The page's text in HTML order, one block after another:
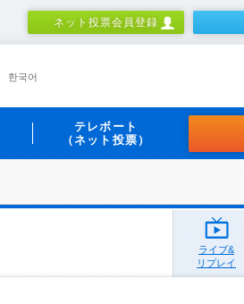
ネット投票会員登録
한국어
テレボート
（ネット投票）
ライブ&
リプレイ